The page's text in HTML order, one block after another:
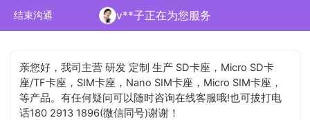
结束沟通 v**子正在为您服务
亲您好，我司主营 研发 定制 生产 SD卡座，Micro SD卡
座/TF卡座，SIM卡座，Nano SIM卡座，Micro SIM卡座，
等产品。有任何疑问可以随时咨询在线客服哦!也可拔打电
话180 2913 1896(微信同号)谢谢！